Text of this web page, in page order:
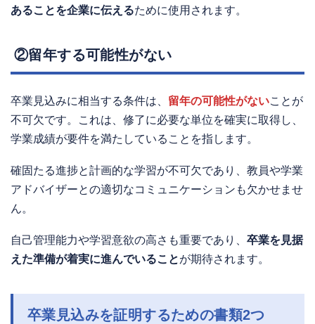
あることを企業に伝えるために使用されます。
②留年する可能性がない
卒業見込みに相当する条件は、 留年の可能性がないことが
不可欠です。これは、修了に必要な単位を確実に取得し、
学業成績が要件を満たしていることを指します。
確固たる進捗と計画的な学習が不可欠であり、教員や学業
アドバイザーとの適切なコミュニケーションも欠かせませ
ん。
自己管理能力や学習意欲の高さも重要であり、 卒業を見据
えた準備が着実に進んでいることが期待されます。
卒業見込みを証明するための書類2つ